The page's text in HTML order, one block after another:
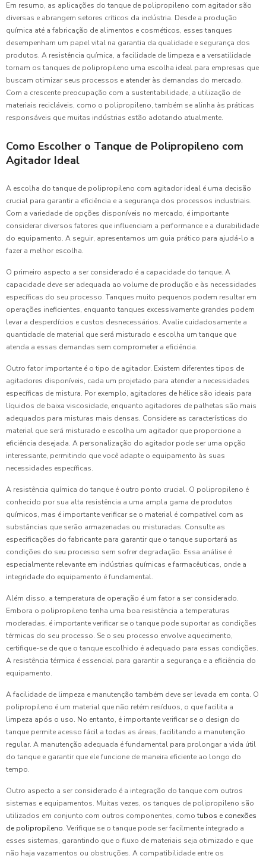
Em resumo, as aplicações do tanque de polipropileno com agitador são
diversas e abrangem setores críticos da indústria. Desde a produção
química até a fabricação de alimentos e cosméticos, esses tanques
desempenham um papel vital na garantia da qualidade e segurança dos
produtos. A resistência química, a facilidade de limpeza e a versatilidade
tornam os tanques de polipropileno uma escolha ideal para empresas que
buscam otimizar seus processos e atender às demandas do mercado.
Com a crescente preocupação com a sustentabilidade, a utilização de
materiais recicláveis, como o polipropileno, também se alinha às práticas
responsáveis que muitas indústrias estão adotando atualmente.
Como Escolher o Tanque de Polipropileno com
Agitador Ideal
A escolha do tanque de polipropileno com agitador ideal é uma decisão
crucial para garantir a eficiência e a segurança dos processos industriais.
Com a variedade de opções disponíveis no mercado, é importante
considerar diversos fatores que influenciam a performance e a durabilidade
do equipamento. A seguir, apresentamos um guia prático para ajudá-lo a
fazer a melhor escolha.
O primeiro aspecto a ser considerado é a capacidade do tanque. A
capacidade deve ser adequada ao volume de produção e às necessidades
específicas do seu processo. Tanques muito pequenos podem resultar em
operações ineficientes, enquanto tanques excessivamente grandes podem
levar a desperdícios e custos desnecessários. Avalie cuidadosamente a
quantidade de material que será misturado e escolha um tanque que
atenda a essas demandas sem comprometer a eficiência.
Outro fator importante é o tipo de agitador. Existem diferentes tipos de
agitadores disponíveis, cada um projetado para atender a necessidades
específicas de mistura. Por exemplo, agitadores de hélice são ideais para
líquidos de baixa viscosidade, enquanto agitadores de palhetas são mais
adequados para misturas mais densas. Considere as características do
material que será misturado e escolha um agitador que proporcione a
eficiência desejada. A personalização do agitador pode ser uma opção
interessante, permitindo que você adapte o equipamento às suas
necessidades específicas.
A resistência química do tanque é outro ponto crucial. O polipropileno é
conhecido por sua alta resistência a uma ampla gama de produtos
químicos, mas é importante verificar se o material é compatível com as
substâncias que serão armazenadas ou misturadas. Consulte as
especificações do fabricante para garantir que o tanque suportará as
condições do seu processo sem sofrer degradação. Essa análise é
especialmente relevante em indústrias químicas e farmacêuticas, onde a
integridade do equipamento é fundamental.
Além disso, a temperatura de operação é um fator a ser considerado.
Embora o polipropileno tenha uma boa resistência a temperaturas
moderadas, é importante verificar se o tanque pode suportar as condições
térmicas do seu processo. Se o seu processo envolve aquecimento,
certifique-se de que o tanque escolhido é adequado para essas condições.
A resistência térmica é essencial para garantir a segurança e a eficiência do
equipamento.
A facilidade de limpeza e manutenção também deve ser levada em conta. O
polipropileno é um material que não retém resíduos, o que facilita a
limpeza após o uso. No entanto, é importante verificar se o design do
tanque permite acesso fácil a todas as áreas, facilitando a manutenção
regular. A manutenção adequada é fundamental para prolongar a vida útil
do tanque e garantir que ele funcione de maneira eficiente ao longo do
tempo.
Outro aspecto a ser considerado é a integração do tanque com outros
sistemas e equipamentos. Muitas vezes, os tanques de polipropileno são
utilizados em conjunto com outros componentes, como tubos e conexões
de polipropileno. Verifique se o tanque pode ser facilmente integrado a
esses sistemas, garantindo que o fluxo de materiais seja otimizado e que
não haja vazamentos ou obstruções. A compatibilidade entre os